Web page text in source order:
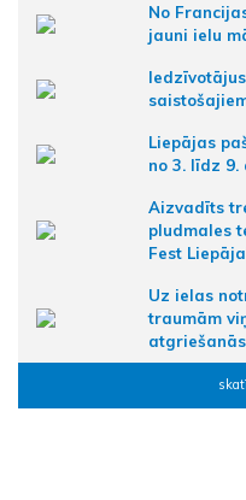
No
jauni ielu
Liepājas
no 3. līdz 9.
Aizvadīts
pludmales
Fest
Uz ielas
traumām